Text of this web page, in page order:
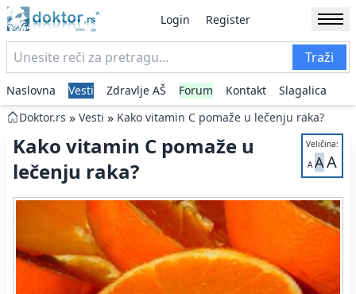
Login Register
Traži
Naslovna Vesti Zdravlje AŠ Forum Kontakt
Slagalica
Doktor.rs » Vesti » Kako vitamin C pomaže u lečenju raka?
Veličina:
A AA
Kako vitamin C pomaže u
lečenju raka?